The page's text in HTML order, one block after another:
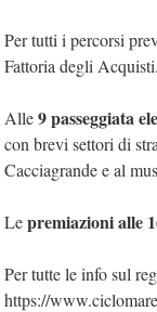
Per tutti i percorsi
Fattoria degli Acquisti.
Alle9 passeggiata
con brevi settori di
Cacciagrande e al
Lepremiazioni alle
Per tutte le info sul
https://